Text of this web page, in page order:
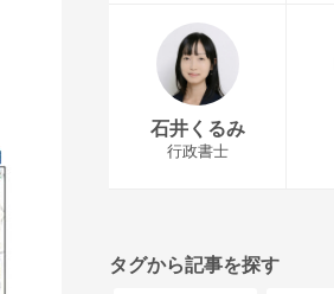
石井くるみ
行政書士
タグから記事を探す